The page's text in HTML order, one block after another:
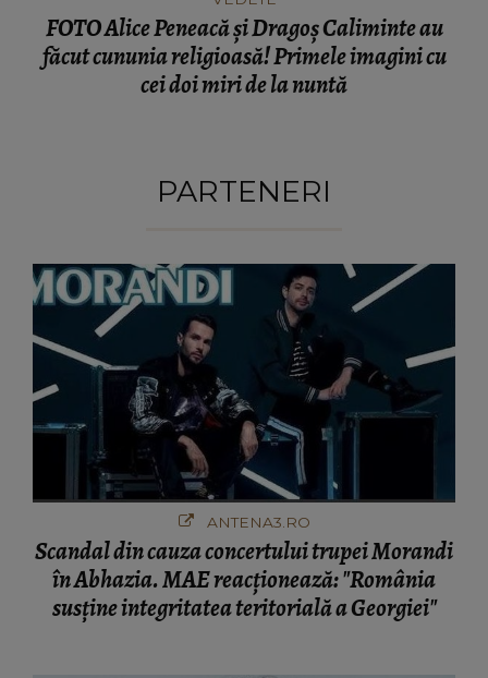
FOTO Alice Peneacă și Dragoș Caliminte au
făcut cununia religioasă! Primele imagini cu
cei doi miri de la nuntă
PARTENERI
ANTENA3.RO
Scandal din cauza concertului trupei Morandi
în Abhazia. MAE reacționează: "România
susține integritatea teritorială a Georgiei"